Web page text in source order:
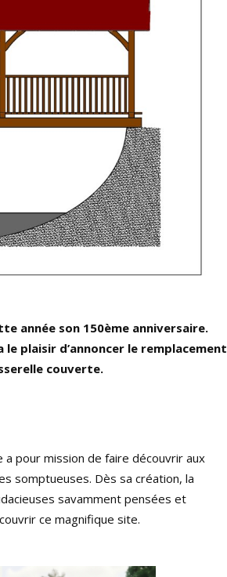
année son 150ème anniversaire.
plaisir d’annoncer le remplacement
couverte.
pour mission de faire découvrir aux
somptueuses. Dès sa création, la
savamment pensées et
ce magnifique site.